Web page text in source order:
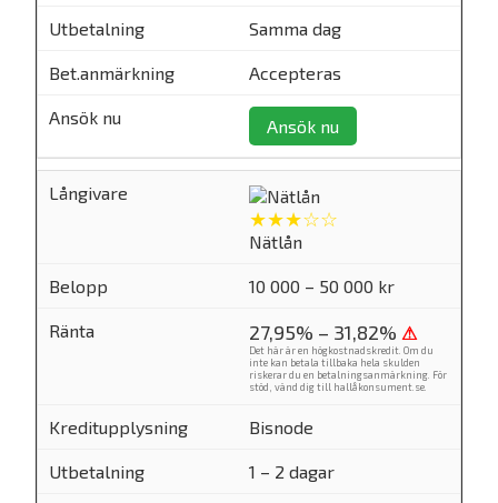
Samma dag
Accepteras
Ansök nu
★★★☆☆
Nätlån
10 000 – 50 000 kr
27,95% – 31,82% ⚠
Det här är en högkostnadskredit. Om du
inte kan betala tillbaka hela skulden
riskerar du en betalningsanmärkning. För
stöd, vänd dig till hallåkonsument.se
Bisnode
1 – 2 dagar